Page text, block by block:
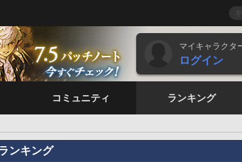
マイキャラクタ
ログイン
コミュニティ ランキング
ンキング